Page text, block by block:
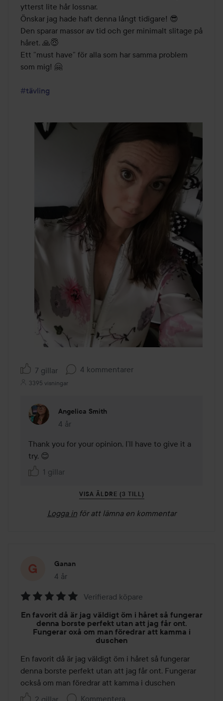
ytterst lite hår lossnar.
Önskar jag hade haft denna långt tidigare! 😎
Den sparar massor av tid och ger minimalt slitage på
håret. 🙏😇
Ett ”must have” för alla som har samma problem
som mig! 🤗
#tävling
7 gillar 4 kommentarer
3395 visningar
Angelica Smith
4 år
Kommentaren lades 4 år
Thank you for your opinion, I’ll have to give it a
try. 😊
1 gillar
VISA ÄLDRE (3 TILL)
Logga in för att lämna en kommentar
Ganan
4 år
Inlägget skapades 4 år
5
Verifierad köpare
En favorit då är jag väldigt öm i håret så fungerar
denna borste perfekt utan att jag får ont.
Fungerar oxå om man föredrar att kamma i
duschen
En favorit då är jag väldigt öm i håret så fungerar
denna borste perfekt utan att jag får ont. Fungerar
också om man föredrar att kamma i duschen
Kommentera